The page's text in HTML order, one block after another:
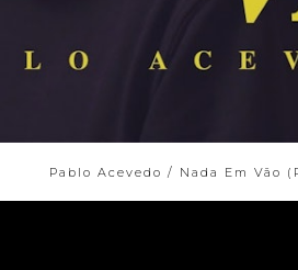
Pablo Acevedo / Nada Em Vão